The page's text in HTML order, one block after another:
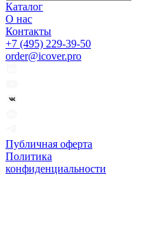
Каталог
О нас
Контакты
+7 (495) 229-39-50
order@icover.pro
Публичная оферта
Политика
конфиденциальности